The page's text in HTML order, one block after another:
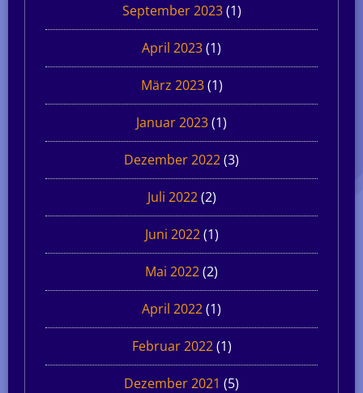
September 2023(1)
April 2023(1)
März 2023(1)
Januar 2023(1)
Dezember 2022(3)
Juli 2022(2)
Juni 2022(1)
Mai 2022(2)
April 2022(1)
Februar 2022(1)
Dezember 2021 (5)